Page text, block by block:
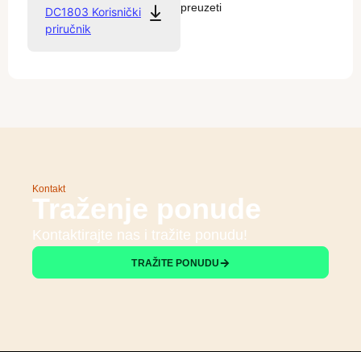
preuzeti
DC1803 Korisnički
priručnik
Kontakt
Traženje ponude
Kontaktirajte nas i tražite ponudu!
TRAŽITE PONUDU